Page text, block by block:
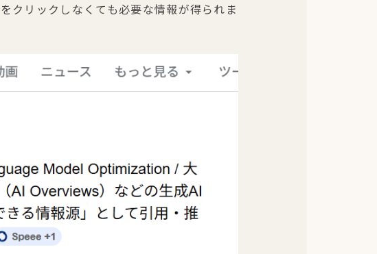
クリックしなくても必要な情報が得られま